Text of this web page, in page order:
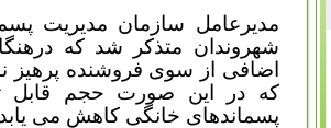
مدیرعامل سازمان مدیریت
شهروندان متذکر شد که
اضافی از سوی فروشنده پرهیز
که در این صورت حجم قابل
پسماندهای خانگی کاهش می